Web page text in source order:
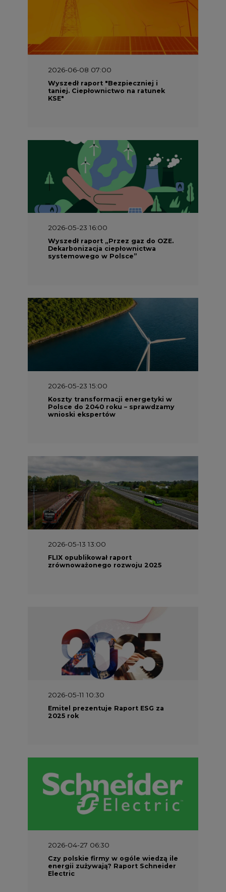
2026-06-08 07:00
Wyszedł raport "Bezpieczniej i
taniej. Ciepłownictwo na ratunek
KSE"
2026-05-23 16:00
Wyszedł raport „Przez gaz do OZE.
Dekarbonizacja ciepłownictwa
systemowego w Polsce”
2026-05-23 15:00
Koszty transformacji energetyki w
Polsce do 2040 roku – sprawdzamy
wnioski ekspertów
2026-05-13 13:00
FLIX opublikował raport
zrównoważonego rozwoju 2025
2026-05-11 10:30
Emitel prezentuje Raport ESG za
2025 rok
2026-04-27 06:30
Czy polskie firmy w ogóle wiedzą ile
energii zużywają? Raport Schneider
Electric